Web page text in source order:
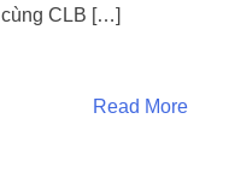
cùng CLB […]
Read More